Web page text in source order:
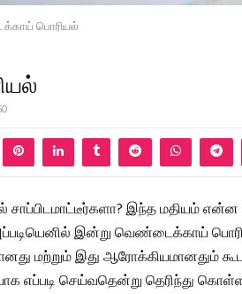
பொரியல்
இந்த மதியம்
இன்று வெண்டைக்காய்
மற்றும் இது ஆரோக்கியமானதும்
எப்படி செய்வதென்று தெரிந்து